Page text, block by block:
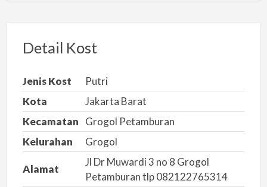
r
n
m
a
s
a
l
Detail Kost
Jenis Kost
Putri
Kota
Jakarta Barat
Kecamatan
Grogol Petamburan
Kelurahan
Grogol
Alamat
Jl Dr Muwardi 3 no 8 Grogol
Petamburan tlp 082122765314